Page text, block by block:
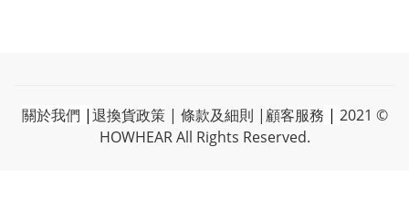
關於我們 |退換貨政策| 條款及細則 | 顧客服務 | 2021 ©
HOWHEAR All Rights Reserved.